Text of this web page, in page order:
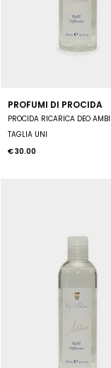
PROFUMI DI PROCIDA
TAGLIA UNI
€ 30.00